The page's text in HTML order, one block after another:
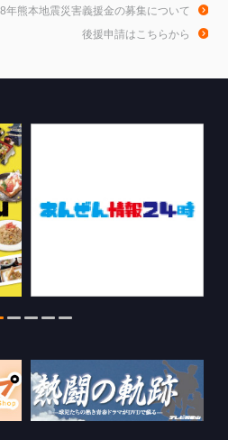
ぶ台おかわりの情報を更新しまし
2026.07.30
NEWS6【WAKAYAMA SDGs】の
更新しました。
更新しました。
ま医療ナビの情報を更新しまし
ました。
2026.06.23
年熊本地震災害義援金の募集について
後援申請はこちらから